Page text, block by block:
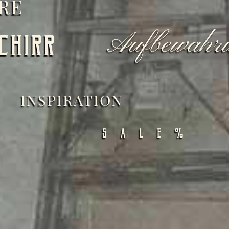
SALE%
INSPIRATION